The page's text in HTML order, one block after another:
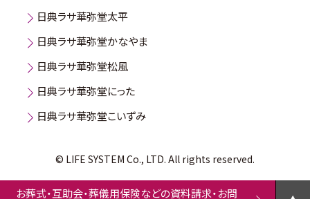
日典ラサ華弥堂太平
日典ラサ華弥堂かなやま
日典ラサ華弥堂松風
日典ラサ華弥堂にった
日典ラサ華弥堂こいずみ
© LIFE SYSTEM Co., LTD. All rights reserved.
お葬式・互助会・葬儀用保険などの資料請求・お問